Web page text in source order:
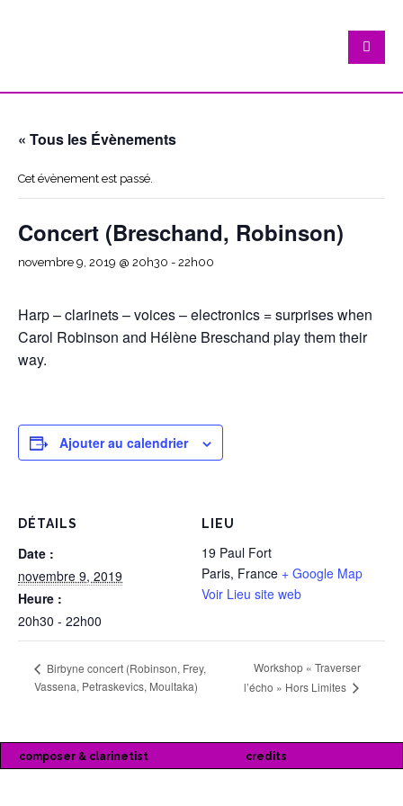
« Tous les Évènements
Cet évènement est passé.
Concert (Breschand, Robinson)
novembre 9, 2019 @ 20h30 - 22h00
Harp – clarinets – voices – electronics = surprises when
Carol Robinson and Hélène Breschand play them their
way.
Ajouter au calendrier
DÉTAILS
Date :
novembre 9, 2019
Heure :
20h30 - 22h00
LIEU
19 Paul Fort
Paris, France + Google Map
Voir Lieu site web
Birbyne concert (Robinson, Frey,
Vassena, Petraskevics, Moultaka)
Workshop « Traverser
l’écho » Hors Limites
composer & clarinetist credits